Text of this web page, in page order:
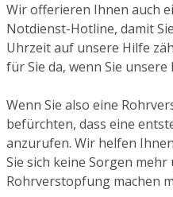
Wir offerieren Ihnen auch
Notdienst-Hotline, damit
Uhrzeit auf unsere Hilfe
für Sie da, wenn Sie
Wenn Sie also eine
befürchten, dass eine
anzurufen. Wir helfen
Sie sich keine Sorgen
Rohrverstopfung machen